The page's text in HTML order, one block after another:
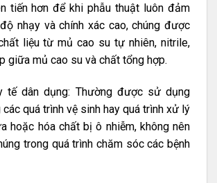
tiến hơn để khi phẫu thuật luôn đảm
nhạy và chính xác cao, chúng được
liệu từ mủ cao su tự nhiên, nitrile,
giữa mủ cao su và chất tổng hợp.
tế dân dụng: Thường được sử dụng
các quá trình vệ sinh hay quá trình xử lý
hoặc hóa chất bị ô nhiễm, không nên
trong quá trình chăm sóc các bệnh